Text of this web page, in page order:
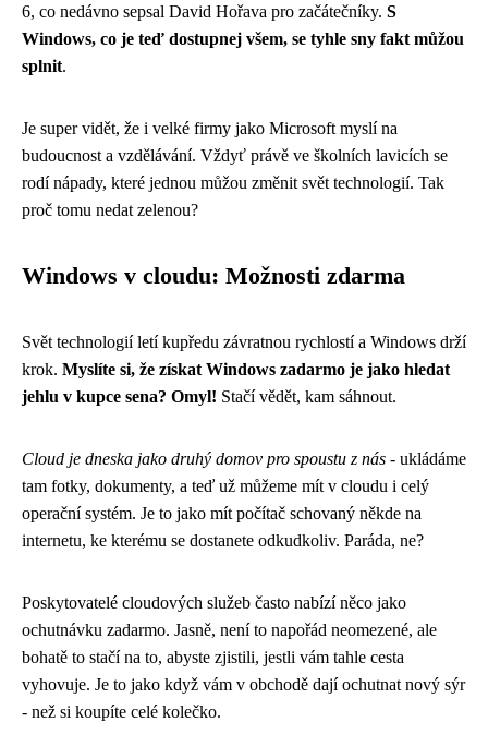
6, co nedávno sepsal David Hořava pro začátečníky. S
Windows, co je teď dostupnej všem, se tyhle sny fakt můžou
splnit.
Je super vidět, že i velké firmy jako Microsoft myslí na
budoucnost a vzdělávání. Vždyť právě ve školních lavicích se
rodí nápady, které jednou můžou změnit svět technologií. Tak
proč tomu nedat zelenou?
Windows v cloudu: Možnosti zdarma
Svět technologií letí kupředu závratnou rychlostí a Windows drží
krok. Myslíte si, že získat Windows zadarmo je jako hledat
jehlu v kupce sena? Omyl! Stačí vědět, kam sáhnout.
Cloud je dneska jako druhý domov pro spoustu z nás - ukládáme
tam fotky, dokumenty, a teď už můžeme mít v cloudu i celý
operační systém. Je to jako mít počítač schovaný někde na
internetu, ke kterému se dostanete odkudkoliv. Paráda, ne?
Poskytovatelé cloudových služeb často nabízí něco jako
ochutnávku zadarmo. Jasně, není to napořád neomezené, ale
bohatě to stačí na to, abyste zjistili, jestli vám tahle cesta
vyhovuje. Je to jako když vám v obchodě dají ochutnat nový sýr
- než si koupíte celé kolečko.